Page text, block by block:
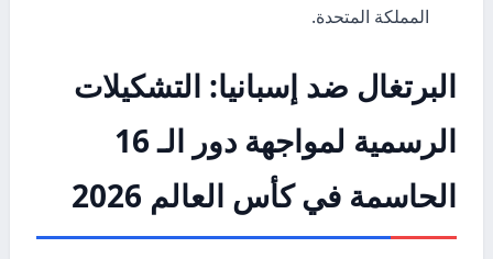
المملكة المتحدة.
البرتغال ضد إسبانيا: التشكيلات
الرسمية لمواجهة دور الـ 16
الحاسمة في كأس العالم 2026